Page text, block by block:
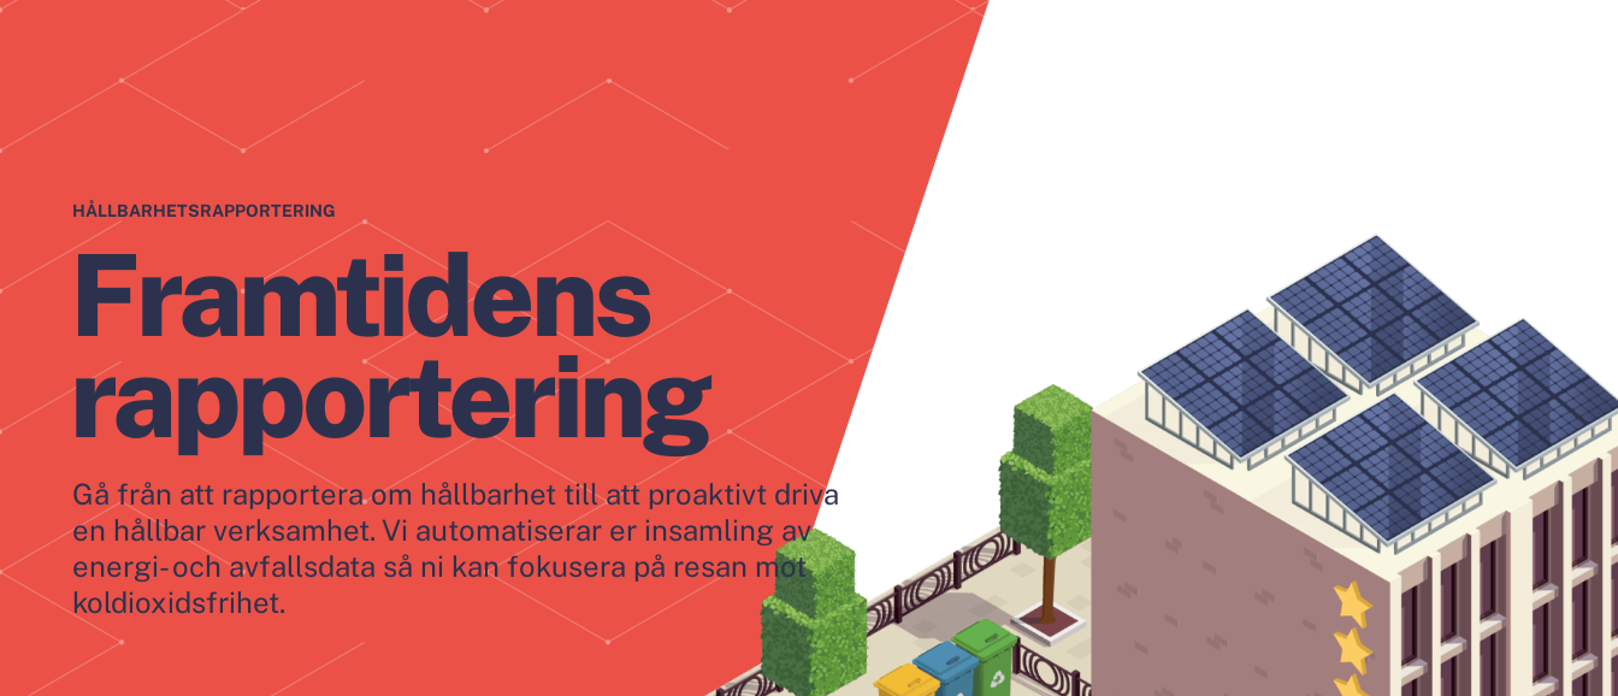
HÅLLBARHETSRAPPORTERING
Framtidens
rapportering
Gå från att rapportera om hållbarhet till att proaktivt driva
en hållbar verksamhet. Vi automatiserar er insamling av
energi- och avfallsdata­ så ni kan fokusera på resan mot
koldioxidsfrihet.